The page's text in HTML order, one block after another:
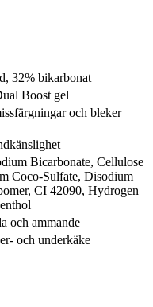
32% bikarbonat
Boost gel
och bleker
Bicarbonate, Cellulose
Coco-Sulfate, Disodium
CI 42090, Hydrogen
och ammande
och underkäke